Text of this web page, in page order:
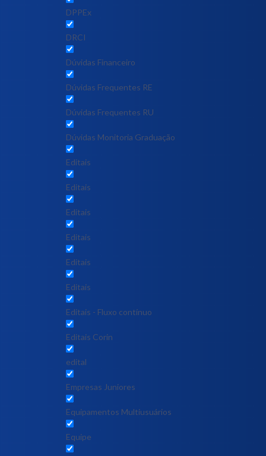
DPPEx
DRCI
Dúvidas Financeiro
Dúvidas Frequentes RE
Dúvidas Frequentes RU
Dúvidas Monitoria Graduação
Editais
Editais
Editais
Editais
Editais
Editais
Editais - Fluxo contínuo
Editais Corin
edital
Empresas Juniores
Equipamentos Multiusuários
Equipe